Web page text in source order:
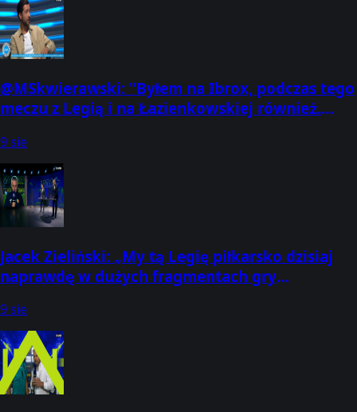
@MSkwierawski: "Byłem na Ibrox, podczas tego
meczu z Legią i na Łazienkowskiej również.
9 sie
Jacek Zieliński: „My tą Legię piłkarsko dzisiaj
naprawdę w dużych fragmentach gry
9 sie